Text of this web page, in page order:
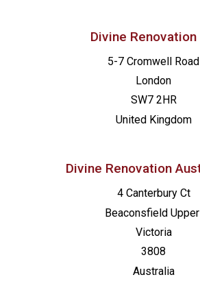
Divine Renovation
5-7 Cromwell Road
London
SW7 2HR
United Kingdom
Divine Renovation
4 Canterbury Ct
Beaconsfield Upper
Victoria
3808
Australia